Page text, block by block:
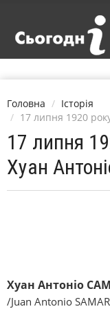
Головна
Історія
17 липня 1920
17 липня
Хуан
Хуан Антоніо
/Juan Antonіo